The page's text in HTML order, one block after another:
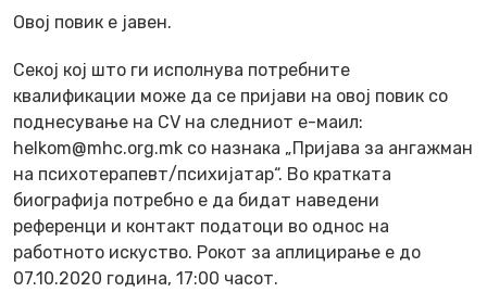
Овој повик е јавен.
Секој кој што ги исполнува потребните
квалификации може да се пријави на овој повик со
поднесување на CV на следниот е-маил:
helkom@mhc.org.mk со назнака „Пријава за ангажман
на психотерапевт/психијатар“. Во кратката
биографијa потребно е да бидат наведени
референци и контакт податоци во однос на
работното искуство. Рокот за аплицирање е до
07.10.2020 година, 17:00 часот.